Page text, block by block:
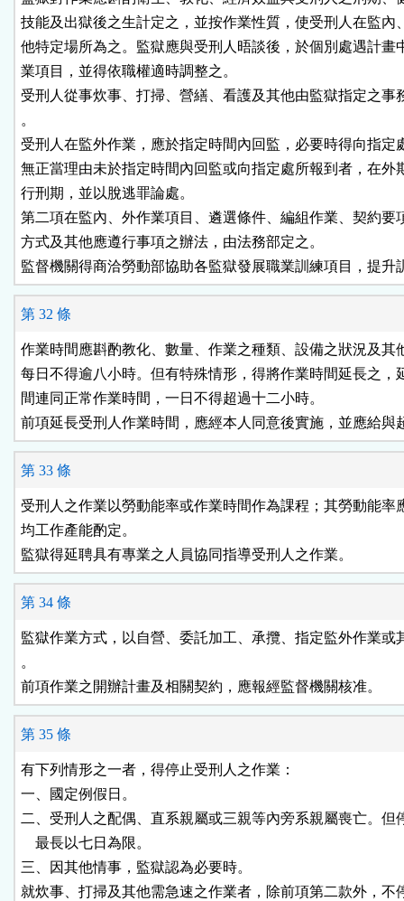
技能及出獄後之生計定之，並按作業性質，使受刑人在監內
他特定場所為之。監獄應與受刑人晤談後，於個別處遇計畫
業項目，並得依職權適時調整之。
受刑人從事炊事、打掃、營繕、看護及其他由監獄指定之事
。
受刑人在監外作業，應於指定時間內回監，必要時得向指定
無正當理由未於指定時間內回監或向指定處所報到者，在外
行刑期，並以脫逃罪論處。
第二項在監內、外作業項目、遴選條件、編組作業、契約要
方式及其他應遵行事項之辦法，由法務部定之。
監督機關得商洽勞動部協助各監獄發展職業訓練項目，提升
第 32 條
作業時間應斟酌教化、數量、作業之種類、設備之狀況及其
每日不得逾八小時。但有特殊情形，得將作業時間延長之，
間連同正常作業時間，一日不得超過十二小時。
前項延長受刑人作業時間，應經本人同意後實施，並應給與
第 33 條
受刑人之作業以勞動能率或作業時間作為課程；其勞動能率
均工作產能酌定。
監獄得延聘具有專業之人員協同指導受刑人之作業。
第 34 條
監獄作業方式，以自營、委託加工、承攬、指定監外作業或
。
前項作業之開辦計畫及相關契約，應報經監督機關核准。
第 35 條
有下列情形之一者，得停止受刑人之作業：
一、國定例假日。
二、受刑人之配偶、直系親屬或三親等內旁系親屬喪亡。但
    最長以七日為限。
三、因其他情事，監獄認為必要時。
就炊事、打掃及其他需急速之作業者，除前項第二款外，不